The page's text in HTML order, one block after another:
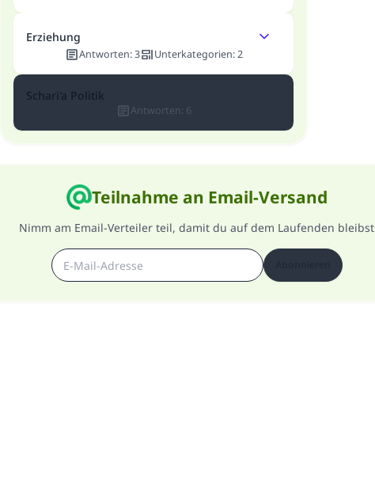
Erziehung
Antworten:3 Unterkategorien: 2
Schari'a Politik
Antworten: 6
Teilnahme an Email-Versand
Nimm am Email-Verteiler teil, damit du auf dem Laufenden bleibst